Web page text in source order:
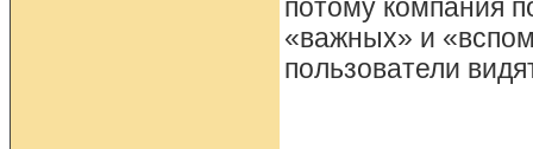
потому компания
«важных» и
пользователи